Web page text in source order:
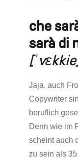
che
sarà di
Jaja, auch
Copywriter
beruflich
Denn wie im
scheint auch
zu sein als